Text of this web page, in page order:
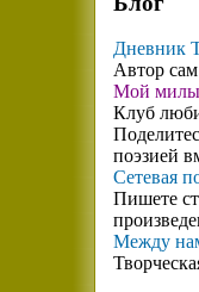
Дневник
Автор
Мой
Клуб
поэзией
Сетевая
Пишете
Между